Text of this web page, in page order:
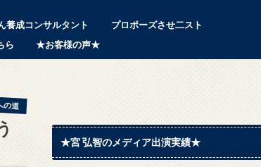
養成コンサルタント
プロポーズさせ二スト
ら ★お客様の声★
の道
★宮 弘智のメディア出演実績★